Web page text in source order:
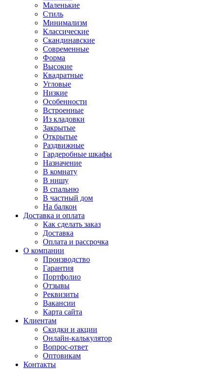
Маленькие
Стиль
Минимализм
Классические
Скандинавские
Современные
Форма
Высокие
Квадратные
Угловые
Низкие
Особенности
Встроенные
Из кладовки
Закрытые
Открытые
Раздвижные
Гардеробные шкафы
Назначение
В комнату
В нишу
В спальню
В частный дом
На балкон
Доставка и оплата
Как сделать заказ
Доставка
Оплата и рассрочка
О компании
Производство
Гарантия
Портфолио
Отзывы
Реквизиты
Вакансии
Карта сайта
Клиентам
Скидки и акции
Онлайн-калькулятор
Вопрос-ответ
Оптовикам
Контакты